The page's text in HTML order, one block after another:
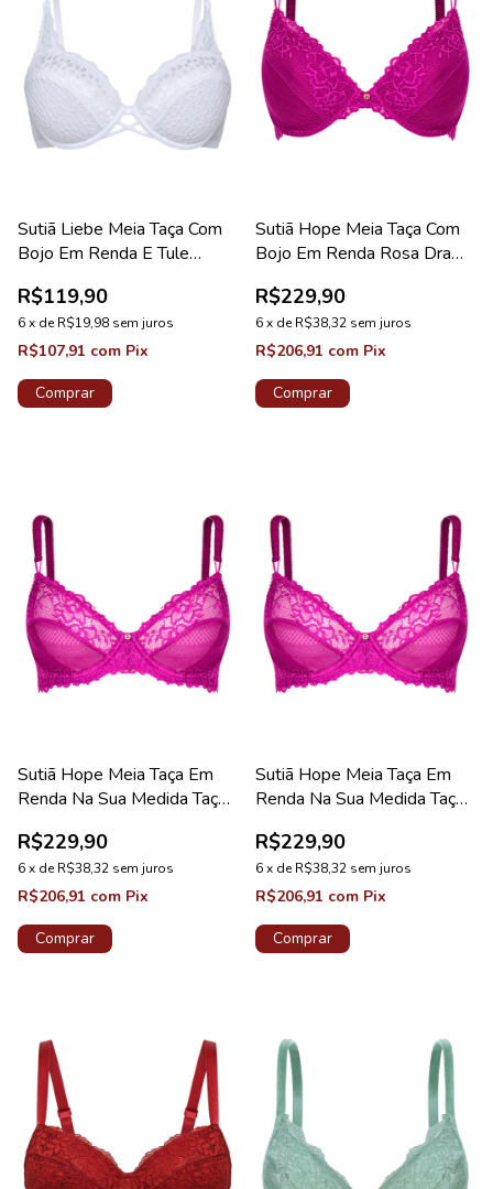
Sutiã Liebe Meia Taça Com
Bojo Em Renda E Tule
R$119,90
6x deR$19,98 sem juros
R$107,91 com Pix
Comprar
Sutiã Hope Meia Taça Com
Bojo Em Renda Rosa Drama
R$229,90
6x deR$38,32 sem juros
R$206,91 com Pix
Comprar
Sutiã Hope Meia Taça Em
Renda Na Sua Medida Taça
Valência
R$229,90
6x deR$38,32 sem juros
R$206,91 com Pix
Comprar
Sutiã Hope Meia Taça Em
Renda Na Sua Medida Taça
Valência
R$229,90
6x deR$38,32 sem juros
R$206,91 com Pix
Comprar